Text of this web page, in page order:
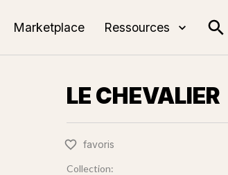
Marketplace Ressources
LE CHEVALIER
favoris
Collection: